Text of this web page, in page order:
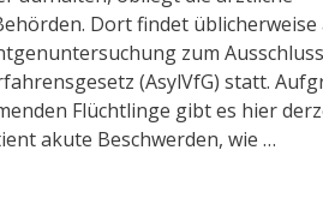
Dort findet üblicherweise
zum
(AsylVfG) statt.
Flüchtlinge gibt es hier
akute Beschwerden, wie …